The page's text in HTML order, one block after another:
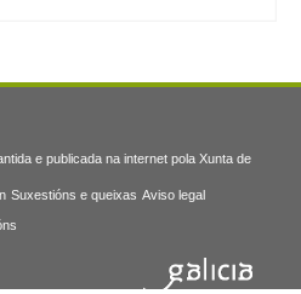
e publicada na internet pola Xunta de
Suxestións e queixas Aviso legal